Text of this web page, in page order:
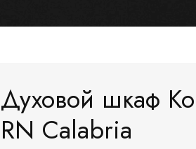
Духовой шкаф
RN Calabria